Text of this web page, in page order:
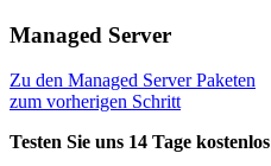
Managed Server
Zu den Managed Server Paketen
zum vorherigen Schritt
Testen Sie uns 14 Tage kostenlos